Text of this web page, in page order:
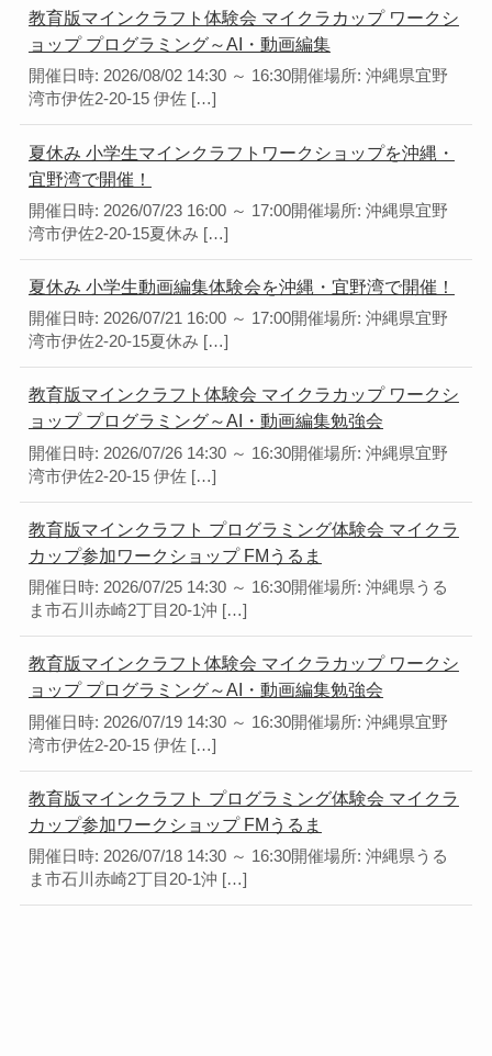
教育版マインクラフト体験会 マイクラカップ ワークシ
ョップ プログラミング～AI・動画編集
開催日時: 2026/08/02 14:30 ～ 16:30開催場所: 沖縄県宜野
湾市伊佐2-20-15 伊佐 […]
夏休み 小学生マインクラフトワークショップを沖縄・
宜野湾で開催！
開催日時: 2026/07/23 16:00 ～ 17:00開催場所: 沖縄県宜野
湾市伊佐2-20-15夏休み […]
夏休み 小学生動画編集体験会を沖縄・宜野湾で開催！
開催日時: 2026/07/21 16:00 ～ 17:00開催場所: 沖縄県宜野
湾市伊佐2-20-15夏休み […]
教育版マインクラフト体験会 マイクラカップ ワークシ
ョップ プログラミング～AI・動画編集勉強会
開催日時: 2026/07/26 14:30 ～ 16:30開催場所: 沖縄県宜野
湾市伊佐2-20-15 伊佐 […]
教育版マインクラフト プログラミング体験会 マイクラ
カップ参加ワークショップ FMうるま
開催日時: 2026/07/25 14:30 ～ 16:30開催場所: 沖縄県うる
ま市石川赤崎2丁目20-1沖 […]
教育版マインクラフト体験会 マイクラカップ ワークシ
ョップ プログラミング～AI・動画編集勉強会
開催日時: 2026/07/19 14:30 ～ 16:30開催場所: 沖縄県宜野
湾市伊佐2-20-15 伊佐 […]
教育版マインクラフト プログラミング体験会 マイクラ
カップ参加ワークショップ FMうるま
開催日時: 2026/07/18 14:30 ～ 16:30開催場所: 沖縄県うる
ま市石川赤崎2丁目20-1沖 […]